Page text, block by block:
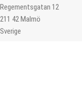
Regementsgatan 12
211 42 Malmö
Sverige